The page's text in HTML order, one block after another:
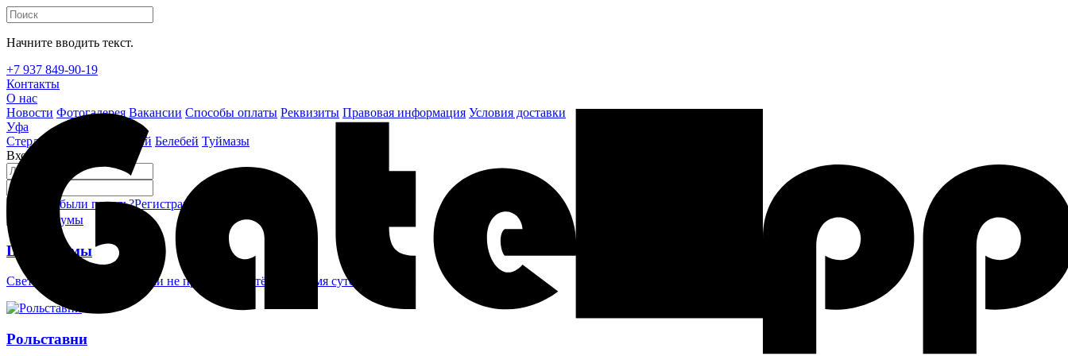
Начните вводить текст.
+7 937 849-90-19
Контакты
О нас
Новости Фотогалерея Вакансии Способы оплаты Реквизиты Правовая информация Условия доставки
Уфа
Стерлитамак
Октябрьский Белебей Туймазы
Вход на сайт
Забыли пароль?Регистрация
Шлагбаумы
Светоотражающие наклейки не проглядеть в тёмное время суток
Рольставни